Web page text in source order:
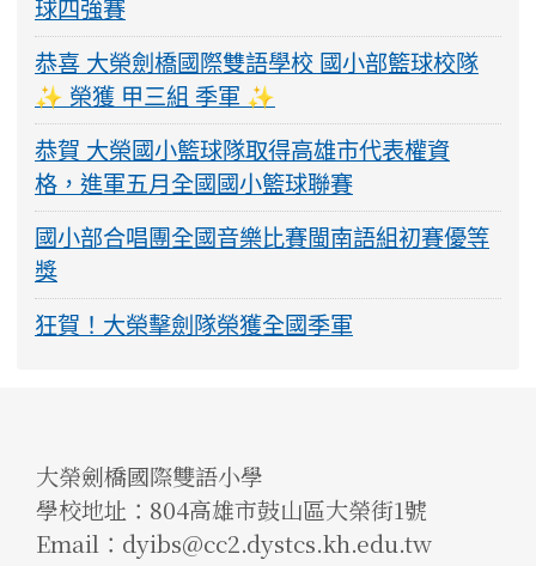
球四強賽
恭喜 大榮劍橋國際雙語學校 國小部籃球校隊
✨ 榮獲 甲三組 季軍 ✨
恭賀 大榮國小籃球隊取得高雄市代表權資
格，進軍五月全國國小籃球聯賽
國小部合唱團全國音樂比賽閩南語組初賽優等
獎
狂賀！大榮擊劍隊榮獲全國季軍
大榮劍橋國際雙語小學
學校地址：804高雄市鼓山區大榮街1號
Email：dyibs@cc2.dystcs.kh.edu.tw